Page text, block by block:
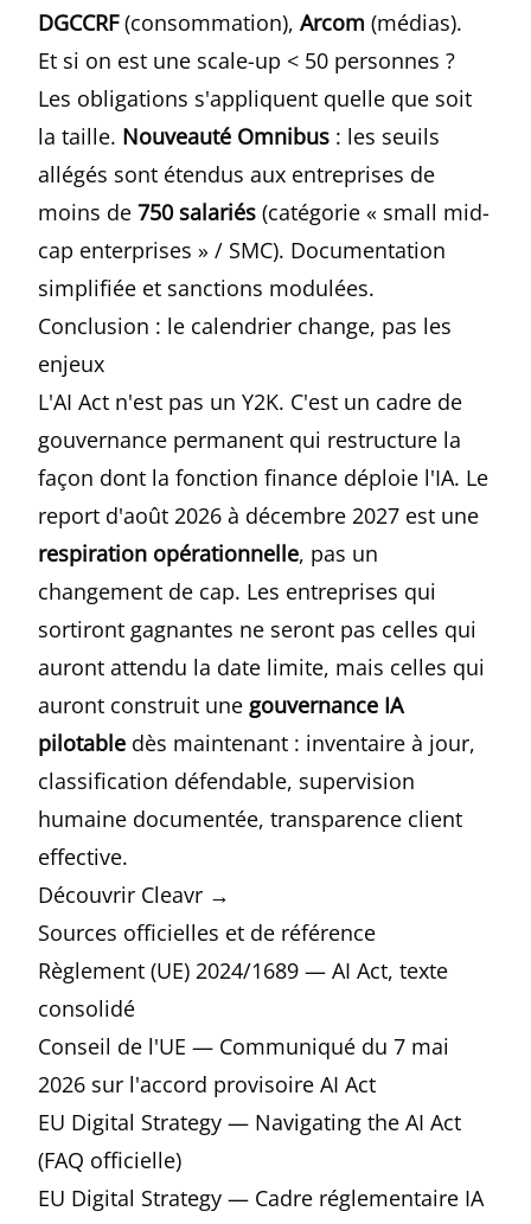
DGCCRF(consommation), Arcom (médias).
Et si on est une scale-up < 50 personnes ?
Les obligations s'appliquent quelle que soit
la taille. Nouveauté Omnibus : les seuils
allégés sont étendus aux entreprises de
moins de 750 salariés (catégorie « small mid-
cap enterprises » / SMC). Documentation
simplifiée et sanctions modulées.
Conclusion : le calendrier change, pas les
enjeux
L'AI Act n'est pas un Y2K. C'est un cadre de
gouvernance permanent qui restructure la
façon dont la fonction finance déploie l'IA. Le
report d'août 2026 à décembre 2027 est une
respiration opérationnelle, pas un
changement de cap. Les entreprises qui
sortiront gagnantes ne seront pas celles qui
auront attendu la date limite, mais celles qui
auront construit une gouvernance IA
pilotable dès maintenant : inventaire à jour,
classification défendable, supervision
humaine documentée, transparence client
effective.
Découvrir Cleavr →
Sources officielles et de référence
Règlement (UE) 2024/1689 — AI Act, texte
consolidé
Conseil de l'UE — Communiqué du 7 mai
2026 sur l'accord provisoire AI Act
EU Digital Strategy — Navigating the AI Act
(FAQ officielle)
EU Digital Strategy — Cadre réglementaire IA